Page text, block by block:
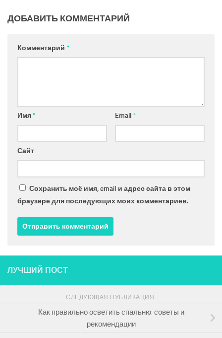
ДОБАВИТЬ КОММЕНТАРИЙ
Комментарий *
Имя* Email *
Сайт
Сохранить моё имя, email и адрес сайта в этом
браузере для последующих моих комментариев.
ЛУЧШИЙ ПОСТ
СЛЕДУЮЩАЯ ПУБЛИКАЦИЯ
Как правильно осветить спальню: советы и
рекомендации